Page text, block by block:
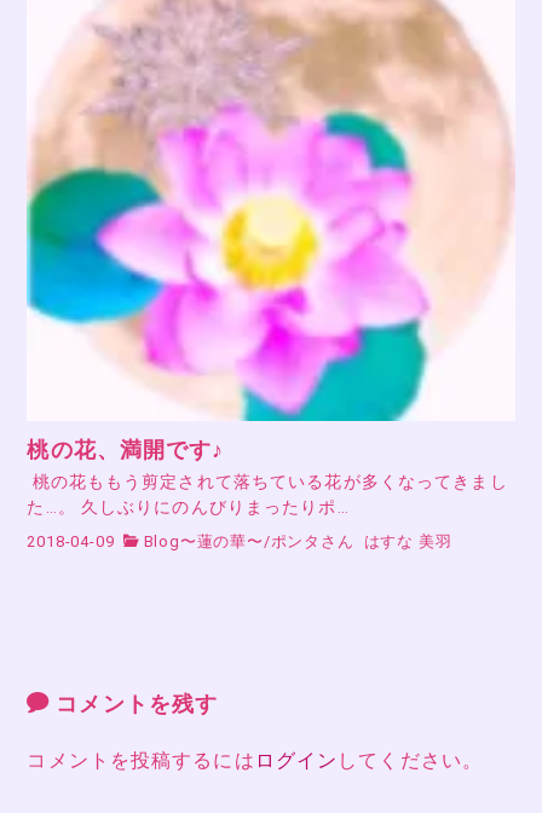
桃の花、満開です♪
桃の花ももう剪定されて落ちている花が多くなってきまし
た…。 久しぶりにのんびりまったりポ…
2018-04-09 Blog〜蓮の華〜 /ポンタさん はすな 美羽
コメントを残す
コメントを投稿するには ログイン してください。